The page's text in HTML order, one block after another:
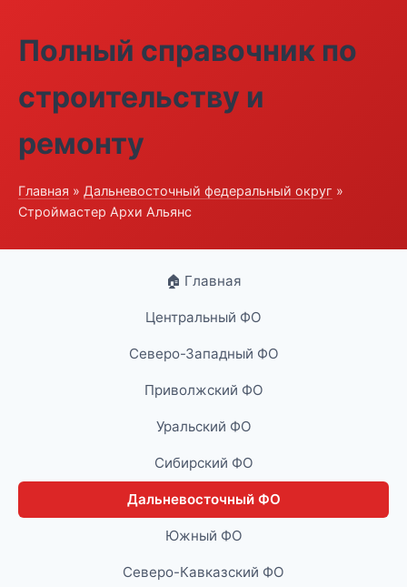
Полный справочник по
строительству и
ремонту
Главная » Дальневосточный федеральный округ »
Строймастер Архи Альянс
🏠 Главная
Центральный ФО
Северо-Западный ФО
Приволжский ФО
Уральский ФО
Сибирский ФО
Дальневосточный ФО
Южный ФО
Северо-Кавказский ФО